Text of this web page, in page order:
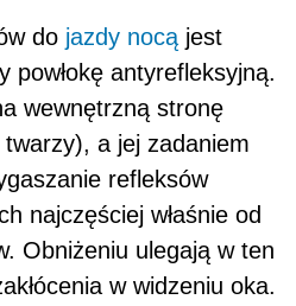
do jazdy nocą jest
powłokę antyrefleksyjną.
wewnętrzną stronę
a jej zadaniem
refleksów
najczęściej właśnie od
Obniżeniu ulegają w ten
w widzeniu oka.